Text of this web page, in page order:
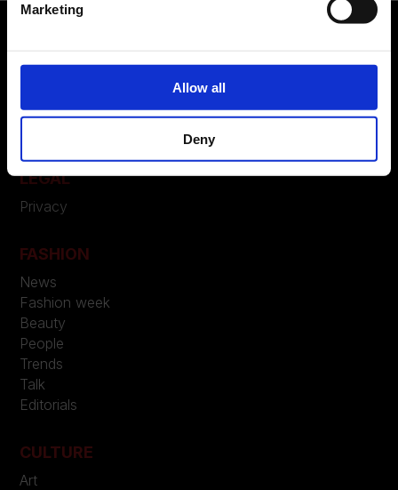
Marketing
Allow all
Deny
Manifesto
LEGAL
Privacy
FASHION
News
Fashion week
Beauty
People
Trends
Talk
Editorials
CULTURE
Art